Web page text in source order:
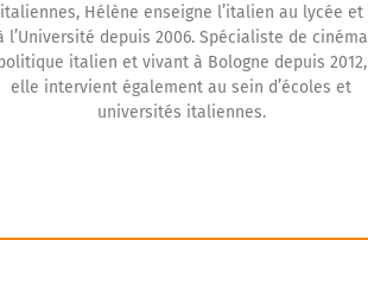
italiennes, Hélène enseigne l’italien au lycée et
l’Université depuis 2006. Spécialiste de cinéma
italien et vivant à Bologne depuis 2012,
elle intervient également au sein d’écoles et
universités italiennes.